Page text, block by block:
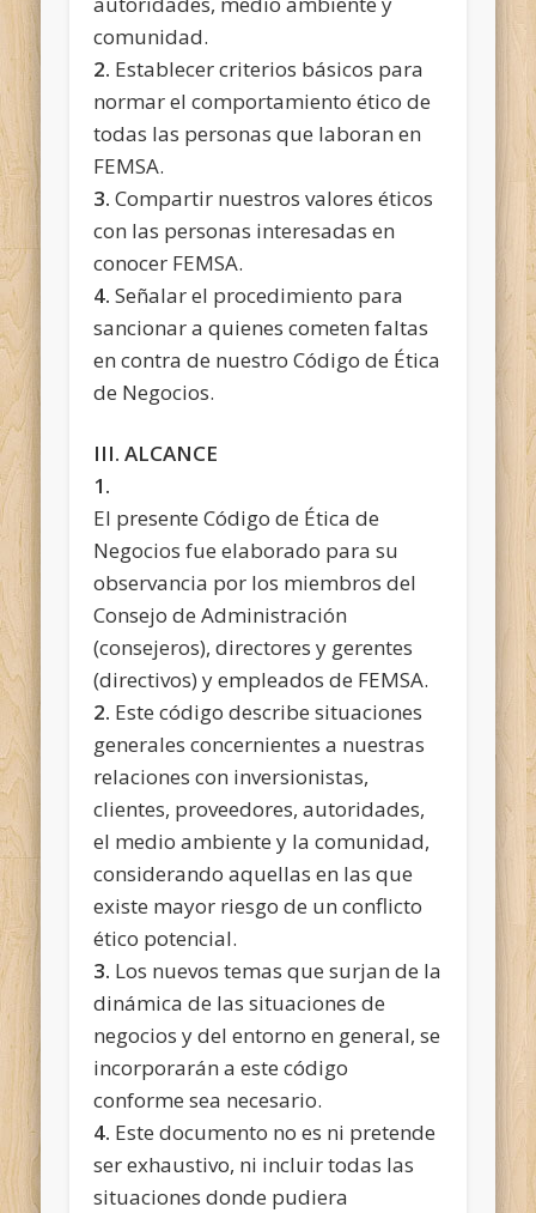
comunidad.
2. Establecer criterios básicos para
normar el comportamiento ético de
todas las personas que laboran en
FEMSA.
3. Compartir nuestros valores éticos
con las personas interesadas en
conocer FEMSA.
4. Señalar el procedimiento para
sancionar a quienes cometen faltas
en contra de nuestro Código de Ética
de Negocios.
III. ALCANCE
1.
El presente Código de Ética de
Negocios fue elaborado para su
observancia por los miembros del
Consejo de Administración
(consejeros), directores y gerentes
(directivos) y empleados de FEMSA.
2. Este código describe situaciones
generales concernientes a nuestras
relaciones con inversionistas,
clientes, proveedores, autoridades,
el medio ambiente y la comunidad,
considerando aquellas en las que
existe mayor riesgo de un conflicto
ético potencial.
3. Los nuevos temas que surjan de la
dinámica de las situaciones de
negocios y del entorno en general, se
incorporarán a este código
conforme sea necesario.
4. Este documento no es ni pretende
ser exhaustivo, ni incluir todas las
situaciones donde pudiera